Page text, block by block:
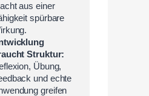
aus einer
spürbare
Struktur:
Übung,
und echte
greifen